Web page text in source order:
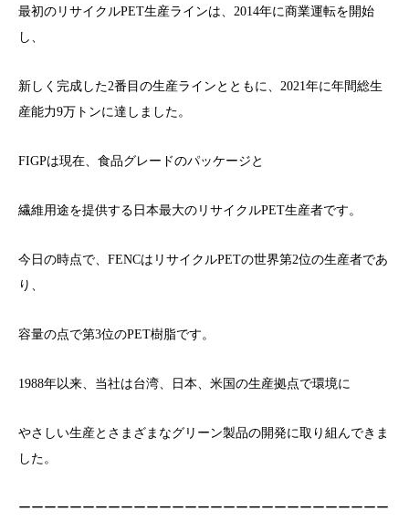
最初のリサイクルPET生産ラインは、2014年に商業運転を開始
し、
新しく完成した2番目の生産ラインとともに、2021年に年間総生
産能力9万トンに達しました。
FIGPは現在、食品グレードのパッケージと
繊維用途を提供する日本最大のリサイクルPET生産者です。
今日の時点で、FENCはリサイクルPETの世界第2位の生産者であ
り、
容量の点で第3位のPET樹脂です。
1988年以来、当社は台湾、日本、米国の生産拠点で環境に
やさしい生産とさまざまなグリーン製品の開発に取り組んできま
した。
ーーーーーーーーーーーーーーーーーーーーーーーーーーーーー